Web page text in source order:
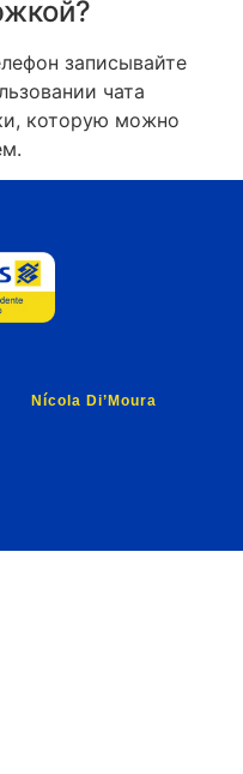
записывайте
чата
которую можно
Nícola Di’Moura